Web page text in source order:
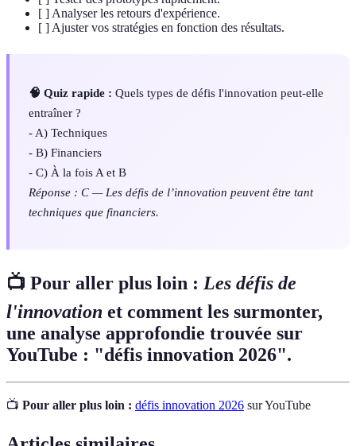
[ ] Analyser les retours d'expérience.
[ ] Ajuster vos stratégies en fonction des résultats.
🧠 Quiz rapide : Quels types de défis l'innovation peut-elle
entraîner ?
- A) Techniques
- B) Financiers
- C) À la fois A et B
Réponse : C — Les défis de l’innovation peuvent être tant
techniques que financiers.
📺 Pour aller plus loin : Les défis de
l'innovation et comment les surmonter,
une analyse approfondie trouvée sur
YouTube : "défis innovation 2026".
📺 Pour aller plus loin : défis innovation 2026 sur YouTube